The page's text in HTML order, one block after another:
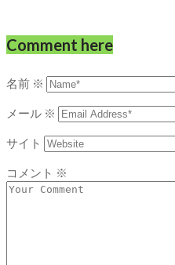
Comment here
名前 ※
メール ※
サイト
コメント ※